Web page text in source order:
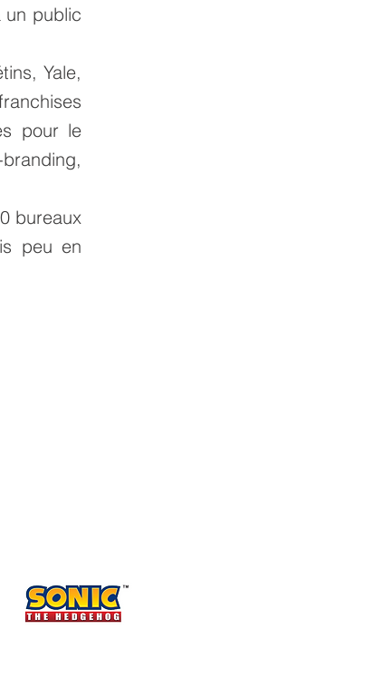
un public
Yale,
pour le
bureaux
peu en